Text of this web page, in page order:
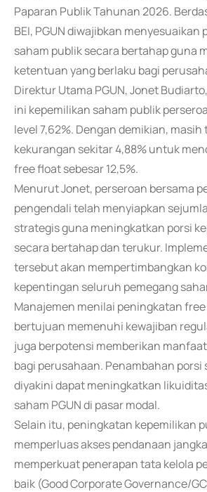
Paparan Publik Tahunan 2026.
BEI, PGUN diwajibkan menyesuaikan
saham publik secara bertahap guna
ketentuan yang berlaku bagi
Direktur Utama PGUN, Jonet
ini kepemilikan saham publik
level 7,62%. Dengan demikian,
kekurangan sekitar 4,88% untuk
free float sebesar 12,5%.
Menurut Jonet, perseroan bersama
pengendali telah menyiapkan
strategis guna meningkatkan porsi
secara bertahap dan terukur.
tersebut akan mempertimbangkan
kepentingan seluruh pemegang
Manajemen menilai peningkatan
bertujuan memenuhi kewajiban
juga berpotensi memberikan
bagi perusahaan. Penambahan porsi
diyakini dapat meningkatkan
saham PGUN di pasar modal.
Selain itu, peningkatan kepemilikan
memperluas akses pendanaan
memperkuat penerapan tata kelola
baik (Good Corporate Governance/